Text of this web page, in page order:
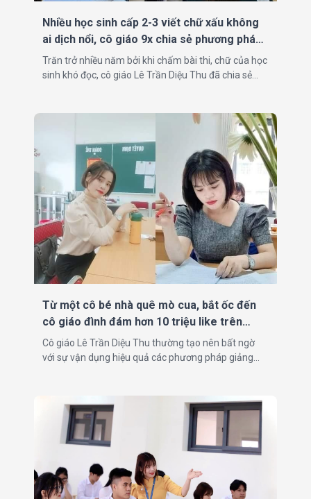
Nhiều học sinh cấp 2-3 viết chữ xấu không
ai dịch nổi, cô giáo 9x chia sẻ phương pháp
rất hay
Trăn trở nhiều năm bởi khi chấm bài thi, chữ của học
sinh khó đọc, cô giáo Lê Trần Diệu Thu đã chia sẻ
Từ một cô bé nhà quê mò cua, bắt ốc đến
cô giáo đình đám hơn 10 triệu like trên
mạng Tik Tok
Cô giáo Lê Trần Diệu Thu thường tạo nên bất ngờ
với sự vận dụng hiệu quả các phương pháp giảng